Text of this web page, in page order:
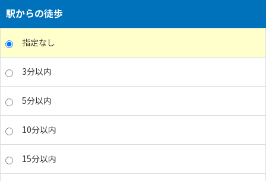
駅からの徒歩
指定なし
3分以内
5分以内
10分以内
15分以内